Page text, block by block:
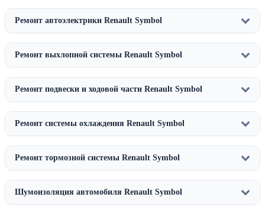
Ремонт автоэлектрики Renault Symbol
Ремонт выхлопной системы Renault Symbol
Ремонт подвески и ходовой части Renault Symbol
Ремонт системы охлаждения Renault Symbol
Ремонт тормозной системы Renault Symbol
Шумоизоляция автомобиля Renault Symbol